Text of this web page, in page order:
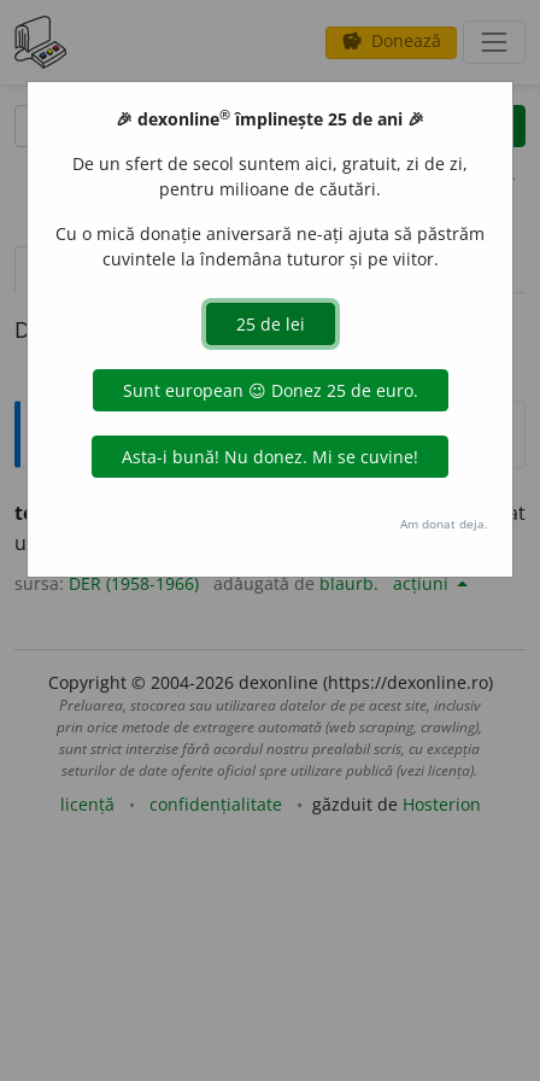
savings Donează
clear
opțiuni
definiții (1) pronunțievolume_up (50)
Definiția cu ID-ul 512727:
Etimologice
ter
– Întindere de pămînt, loc destinat
unor activități, cîmp.
sursa:DER (1958-1966) adăugată deblaurb. acțiuni
Copyright © 2004-2026 dexonline (https://dexonline.ro)
Preluarea, stocarea sau utilizarea datelor de pe acest site, inclusiv
prin orice metode de extragere automată (web scraping, crawling),
sunt strict interzise fără acordul nostru prealabil scris, cu excepția
seturilor de date oferite oficial spre utilizare publică (vezi licența).
licență confidențialitate găzduit de Hosterion
🎉 dexonline® împlinește 25 de ani 🎉
De un sfert de secol suntem aici, gratuit, zi de zi,
pentru milioane de căutări.
Cu o mică donație aniversară ne-ați ajuta să păstrăm
cuvintele la îndemâna tuturor și pe viitor.
Am donat deja.